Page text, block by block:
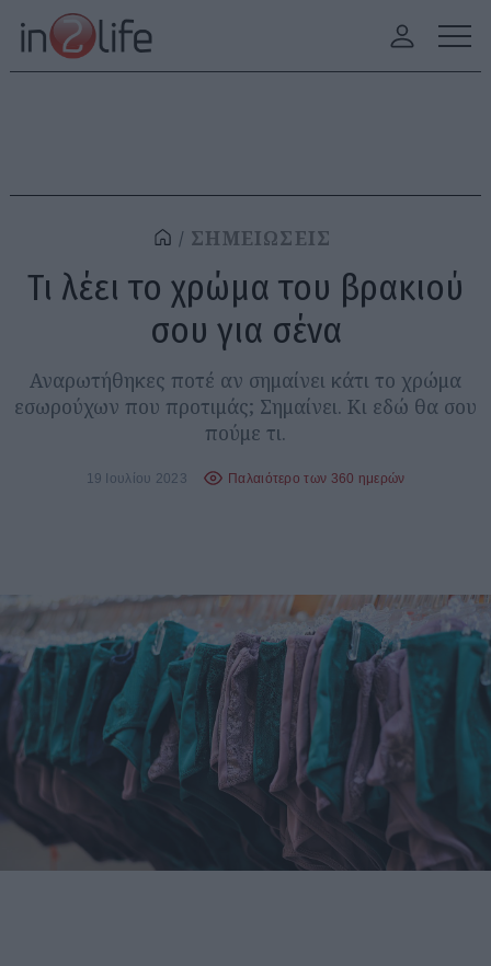
ΣΗΜΕΙΩΣΕΙΣ
Τι λέει το χρώμα του βρακιού
σου για σένα
Αναρωτήθηκες ποτέ αν σημαίνει κάτι το χρώμα
εσωρούχων που προτιμάς; Σημαίνει. Κι εδώ θα σου
πούμε τι.
19 Ιουλίου 2023 Παλαιότερο των 360 ημερών